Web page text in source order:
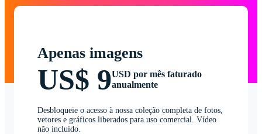
Apenas imagens
US$ 9USD por mês faturado
anualmente
Desbloqueie o acesso à nossa coleção completa de fotos,
vetores e gráficos liberados para uso comercial. Vídeo
não incluído.